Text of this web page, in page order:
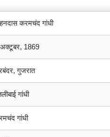
करमचंद गांधी
1869
गुजरात
गांधी
गांधी